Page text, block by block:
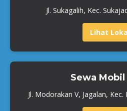
Jl. Sukagalih, Kec.
Lihat
Sewa
Jl. Modorakan V, Jagalan,